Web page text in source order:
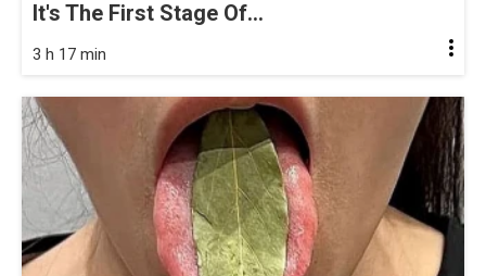
It's The First Stage Of...
3 h 17 min